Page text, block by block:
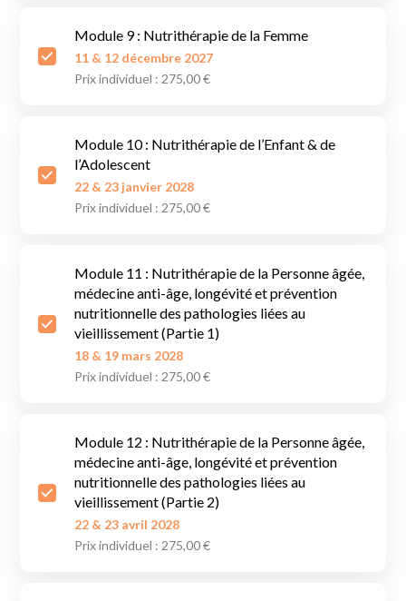
Module 9 : Nutrithérapie de la Femme
11 & 12 décembre 2027
Prix individuel : 275,00 €
Module 10 : Nutrithérapie de l’Enfant & de
l’Adolescent
22 & 23 janvier 2028
Prix individuel : 275,00 €
Module 11 : Nutrithérapie de la Personne âgée,
médecine anti-âge, longévité et prévention
nutritionnelle des pathologies liées au
vieillissement (Partie 1)
18 & 19 mars 2028
Prix individuel : 275,00 €
Module 12 : Nutrithérapie de la Personne âgée,
médecine anti-âge, longévité et prévention
nutritionnelle des pathologies liées au
vieillissement (Partie 2)
22 & 23 avril 2028
Prix individuel : 275,00 €